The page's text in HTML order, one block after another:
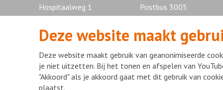
Hospitaalweg 1
1315 RA Almere
Tel. 036 - 868 88 88
Postbus 3005
1300 EG Almere
DisclaimerPrivacy statementmijnFlevoziekenhuis
Deze website maakt
Deze website maakt gebruik van geanonimiseerde
je niet uitzetten. Bij het tonen en afspelen van
"Akkoord" als je akkoord gaat met dit gebruik van
plaatst.